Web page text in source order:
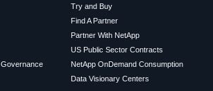
Try and Buy
Find A Partner
Partner With NetApp
US Public Sector Contracts
NetApp OnDemand Consumption
Data Visionary Centers